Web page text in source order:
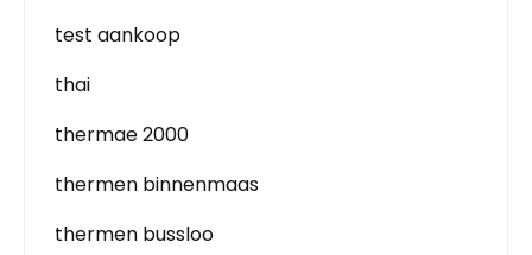
test aankoop
thai
thermae 2000
thermen binnenmaas
thermen bussloo